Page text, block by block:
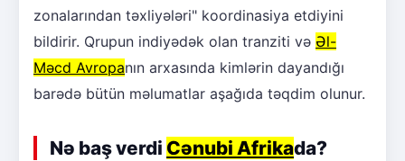
zonalarından təxliyələri" koordinasiya etdiyini
bildirir. Qrupun indiyədək olan tranziti və Əl-
Məcd Avropanın arxasında kimlərin dayandığı
barədə bütün məlumatlar aşağıda təqdim olunur.
Nə baş verdi Cənubi Afrikada?